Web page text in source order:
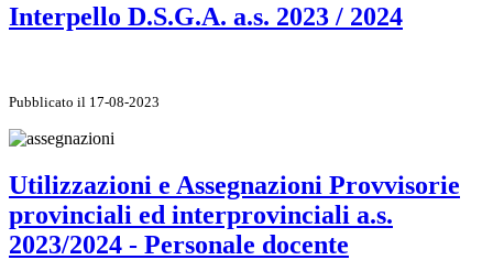
Interpello D.S.G.A. a.s. 2023 / 2024
Pubblicato il 17-08-2023
Utilizzazioni e Assegnazioni Provvisorie
provinciali ed interprovinciali a.s.
2023/2024 - Personale docente